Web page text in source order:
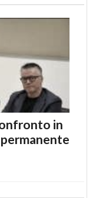
in